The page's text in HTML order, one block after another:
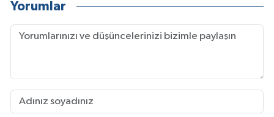
Yorumlar